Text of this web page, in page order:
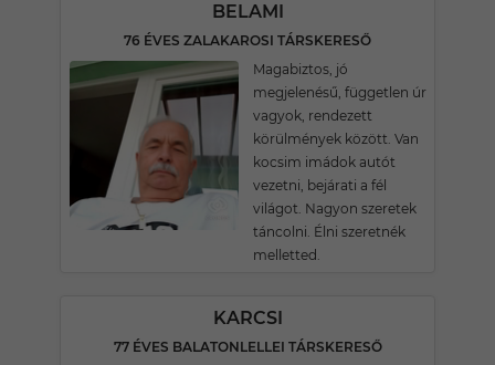
BELAMI
76 ÉVES ZALAKAROSI TÁRSKERESŐ
Magabiztos, jó
megjelenésű, független úr
vagyok, rendezett
körülmények között. Van
kocsim imádok autót
vezetni, bejárati a fél
világot. Nagyon szeretek
táncolni. Élni szeretnék
melletted.
KARCSI
77 ÉVES BALATONLELLEI TÁRSKERESŐ